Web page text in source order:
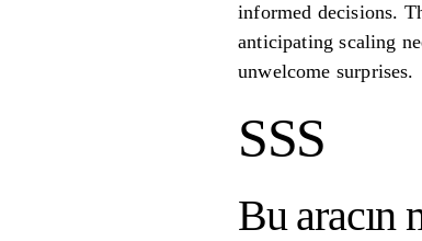
informed decisions.
anticipating scaling
unwelcome surprises.
SSS
Bu aracın